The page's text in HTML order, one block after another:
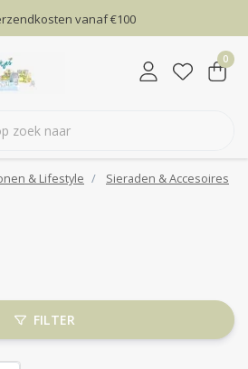
vanaf €100
0
& Lifestyle
Sieraden & Accesoires
FILTER